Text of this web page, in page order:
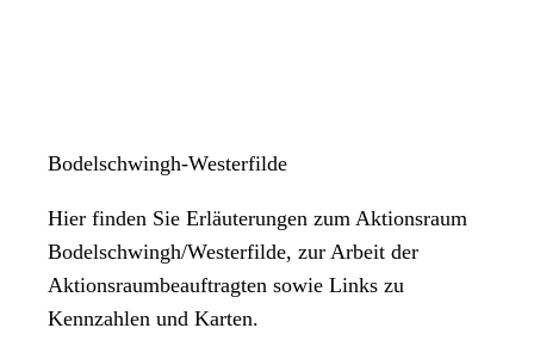
Bodelschwingh-Westerfilde
Hier finden Sie Erläuterungen zum Aktionsraum
Bodelschwingh/Westerfilde, zur Arbeit der
Aktionsraumbeauftragten sowie Links zu
Kennzahlen und Karten.